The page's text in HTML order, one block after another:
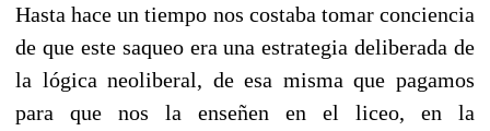
Hasta hace un tiempo nos costaba tomar conciencia
de que este saqueo era una estrategia deliberada de
la lógica neoliberal, de esa misma que pagamos
para que nos la enseñen en el liceo, en la